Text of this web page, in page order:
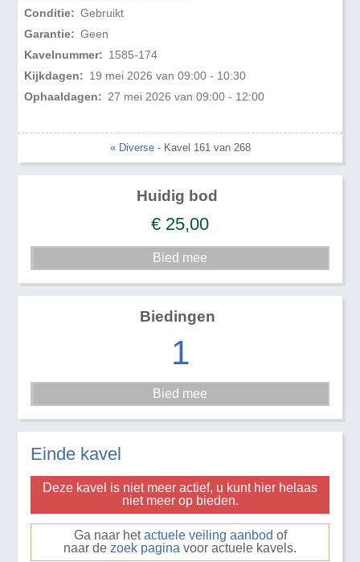
Conditie: Gebruikt
Garantie: Geen
Kavelnummer: 1585-174
Kijkdagen: 19 mei 2026 van 09:00 - 10:30
Ophaaldagen: 27 mei 2026 van 09:00 - 12:00
« Diverse- Kavel 161 van 268
Huidig bod
€ 25,00
Biedingen
1
Einde kavel
Deze kavel is niet meer actief, u kunt hier helaas
niet meer op bieden.
Ga naar hetactuele veiling aanbod of
naar de zoek pagina voor actuele kavels.